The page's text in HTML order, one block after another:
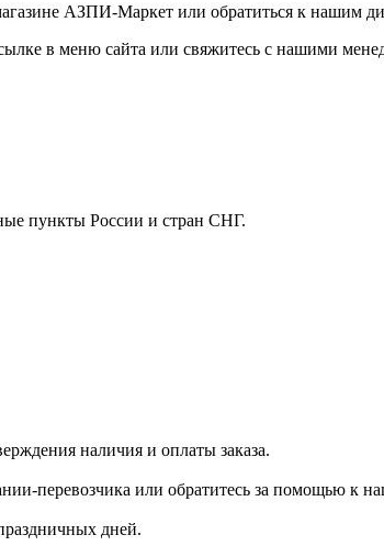
АЗПИ-Маркет или обратиться к нашим
в меню сайта или свяжитесь с нашими
пункты России и стран СНГ.
наличия и оплаты заказа.
перевозчика или обратитесь за помощью к
дней.